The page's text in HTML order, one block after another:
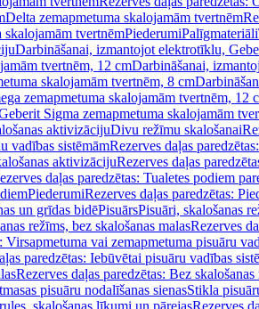
Delta zemapmetuma skalojamām tvertnēm
skalojamām tvertnēmPiederumiPalīgmateriāli
Darbināšanai, izmantojot elektrotīklu,
tvertnēm, 12 cmDarbināšanai,
skalojamām tvertnēm, 8 cm
zemapmetuma skalojamām tvertnēm, 12
Sigma zemapmetuma skalojamām
aktivizācijuDivu režīmu skalošanai
vadības sistēmāmRezerves daļas
aktivizācijuRezerves daļas
daļas paredzētas: Tualetes podiem
PiederumiRezerves daļas paredzētas:
un grīdas bidēPisuārsPisuāri, skalošanas
režīms, bez skalošanas malasRezerves
Virsapmetuma vai zemapmetuma pisuāru
paredzētas: Iebūvētai pisuāru vadības
Rezerves daļas paredzētas: Bez skalošanas
pisuāru nodalīšanas sienasStikla
skalošanas līkumi un pārejasRezerves